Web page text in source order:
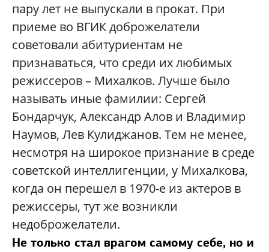
пару лет не выпускали в прокат. При
приеме во ВГИК доброжелатели
советовали абитуриентам не
признаваться, что среди их любимых
режиссеров – Михалков. Лучше было
называть иные фамилии: Сергей
Бондарчук, Александр Алов и Владимир
Наумов, Лев Кулиджанов. Тем не менее,
несмотря на широкое признание в среде
советской интеллигенции, у Михалкова,
когда он перешел в 1970-е из актеров в
режиссеры, тут же возникли
недоброжелатели.
Не только стал врагом самому себе, но и